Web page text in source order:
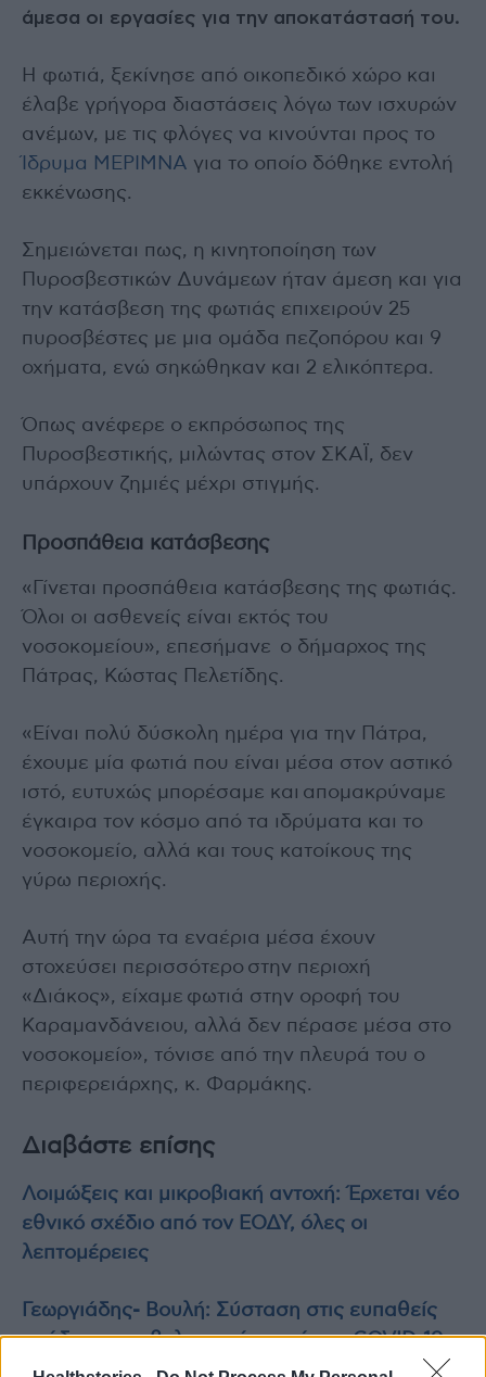
άμεσα οι εργασίες για την αποκατάστασή του.
Η φωτιά, ξεκίνησε από οικοπεδικό χώρο και
έλαβε γρήγορα διαστάσεις λόγω των ισχυρών
ανέμων, με τις φλόγες να κινούνται προς το
Ίδρυμα ΜΕΡΙΜΝΑ για το οποίο δόθηκε εντολή
εκκένωσης.
Σημειώνεται πως, η κινητοποίηση των
Πυροσβεστικών Δυνάμεων ήταν άμεση και για
την κατάσβεση της φωτιάς επιχειρούν 25
πυροσβέστες με μια ομάδα πεζοπόρου και 9
οχήματα, ενώ σηκώθηκαν και 2 ελικόπτερα.
Όπως ανέφερε ο εκπρόσωπος της
Πυροσβεστικής, μιλώντας στον ΣΚΑΪ, δεν
υπάρχουν ζημιές μέχρι στιγμής.
Προσπάθεια κατάσβεσης
«Γίνεται προσπάθεια κατάσβεσης της φωτιάς.
Όλοι οι ασθενείς είναι εκτός του
νοσοκομείου», επεσήμανε ο δήμαρχος της
Πάτρας, Κώστας Πελετίδης.
«Είναι πολύ δύσκολη ημέρα για την Πάτρα,
έχουμε μία φωτιά που είναι μέσα στον αστικό
ιστό, ευτυχώς μπορέσαμε και απομακρύναμε
έγκαιρα τον κόσμο από τα ιδρύματα και το
νοσοκομείο, αλλά και τους κατοίκους της
γύρω περιοχής.
Αυτή την ώρα τα εναέρια μέσα έχουν
στοχεύσει περισσότερο στην περιοχή
«Διάκος», είχαμε φωτιά στην οροφή του
Καραμανδάνειου, αλλά δεν πέρασε μέσα στο
νοσοκομείο», τόνισε από την πλευρά του ο
περιφερειάρχης, κ. Φαρμάκης.
Διαβάστε επίσης
Λοιμώξεις και μικροβιακή αντοχή: Έρχεται νέο
εθνικό σχέδιο από τον ΕΟΔΥ, όλες οι
λεπτομέρειες
Γεωργιάδης- Βουλή: Σύσταση στις ευπαθείς
ομάδες να εμβολιαστούν κατά της COVID-19